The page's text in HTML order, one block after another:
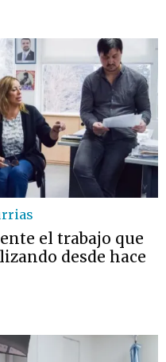
el trabajo que
desde hace